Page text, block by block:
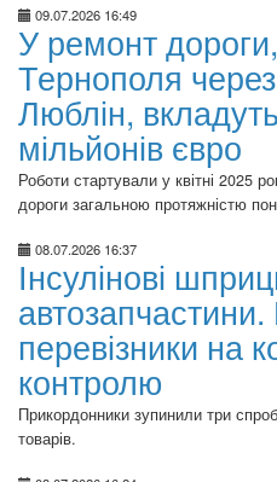
09.07.2026 16:49
У ремонт
Тернополя
Люблін,
мільйонів євро
Роботи стартували у квітні 2025
дороги загальною протяжністю
08.07.2026 16:37
Інсулінові
перевізники на
контролю
Прикордонники зупинили три
товарів.